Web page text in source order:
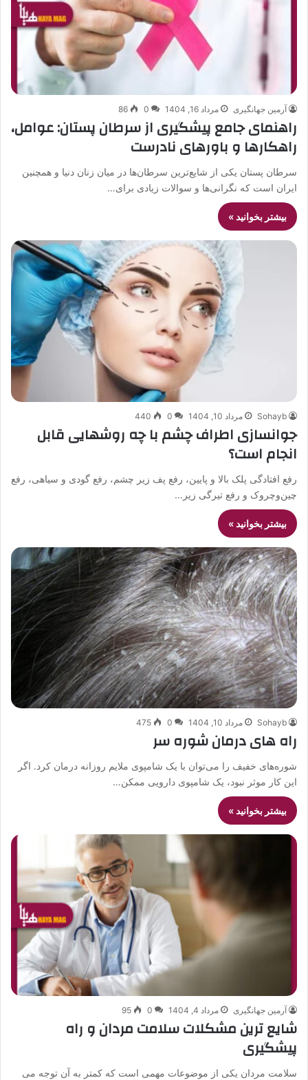
آرمین جهانگیری مرداد 16, 1404 0
86
راهنمای جامع پیشگیری از سرطان پستان: عوامل،
راهکارها و باورهای نادرست
سرطان پستان یکی از شایع‌ترین سرطان‌ها در میان زنان دنیا و همچنین
ایران است که نگرانی‌ها و سوالات زیادی برای…
بیشتر بخوانید »
Sohayb مرداد 10, 1404 0
440
جوانسازی اطراف چشم با چه روشهایی قابل
انجام است؟
رفع افتادگی پلک بالا و پایین، رفع پف زیر چشم، رفع گودی و سیاهی، رفع
چین‌وچروک و رفع تیرگی زیر…
بیشتر بخوانید »
Sohayb مرداد 10, 1404 0
475
راه های درمان شوره سر
شوره‌های خفیف را می‌توان با یک شامپوی ملایم روزانه درمان کرد. اگر
این کار موثر نبود، یک شامپوی دارویی ممکن…
بیشتر بخوانید »
آرمین جهانگیری مرداد 4, 1404 0
95
شایع ترین مشکلات سلامت مردان و راه
پیشگیری
سلامت مردان یکی از موضوعات مهمی است که کمتر به آن توجه می